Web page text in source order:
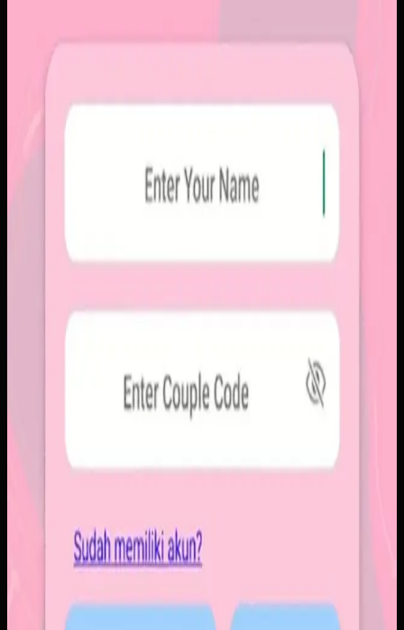
Sebelumnya
Platform sosial umum sering membuat momen personal
tenggelam di antara konten publik, iklan, dan tekanan
untuk selalu tampil sempurna. Pengguna membutuhkan
Kami membangun aplikasi mobile dengan alur berbagi yang
ringkas, notifikasi cepat, dan arsip momen yang tersusun
rapi. Sistemnya dirancang untuk percakapan visual yang
lebih personal tanpa membawa beban feed publik.